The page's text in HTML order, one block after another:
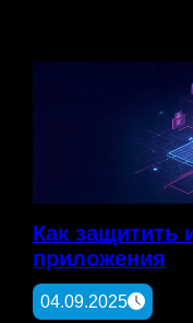
Как защитить
приложения
04.09.2025